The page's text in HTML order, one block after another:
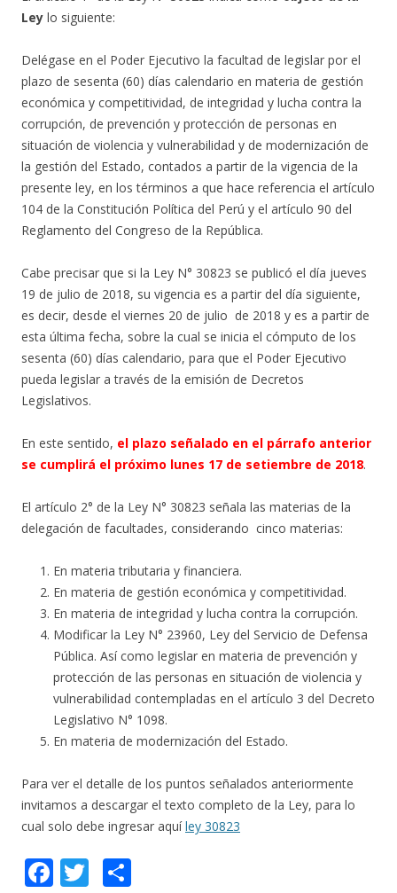
Ley lo siguiente:
Delégase en el Poder Ejecutivo la facultad de legislar por el
plazo de sesenta (60) días calendario en materia de gestión
económica y competitividad, de integridad y lucha contra la
corrupción, de prevención y protección de personas en
situación de violencia y vulnerabilidad y de modernización de
la gestión del Estado, contados a partir de la vigencia de la
presente ley, en los términos a que hace referencia el artículo
104 de la Constitución Política del Perú y el artículo 90 del
Reglamento del Congreso de la República.
Cabe precisar que si la Ley N° 30823 se publicó el día jueves
19 de julio de 2018, su vigencia es a partir del día siguiente,
es decir, desde el viernes 20 de julio de 2018 y es a partir de
esta última fecha, sobre la cual se inicia el cómputo de los
sesenta (60) días calendario, para que el Poder Ejecutivo
pueda legislar a través de la emisión de Decretos
Legislativos.
En este sentido, el plazo señalado en el párrafo anterior
se cumplirá el próximo lunes 17 de setiembre de 2018.
El artículo 2° de la Ley N° 30823 señala las materias de la
delegación de facultades, considerando cinco materias:
En materia tributaria y financiera.
En materia de gestión económica y competitividad.
En materia de integridad y lucha contra la corrupción.
Modificar la Ley N° 23960, Ley del Servicio de Defensa
Pública. Así como legislar en materia de prevención y
protección de las personas en situación de violencia y
vulnerabilidad contempladas en el artículo 3 del Decreto
Legislativo N° 1098.
En materia de modernización del Estado.
Para ver el detalle de los puntos señalados anteriormente
invitamos a descargar el texto completo de la Ley, para lo
cual solo debe ingresar aquíley 30823
F T